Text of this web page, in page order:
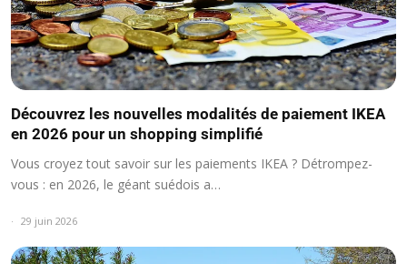
Découvrez les nouvelles modalités de paiement IKEA
en 2026 pour un shopping simplifié
Vous croyez tout savoir sur les paiements IKEA ? Détrompez-
vous : en 2026, le géant suédois a…
29 juin 2026